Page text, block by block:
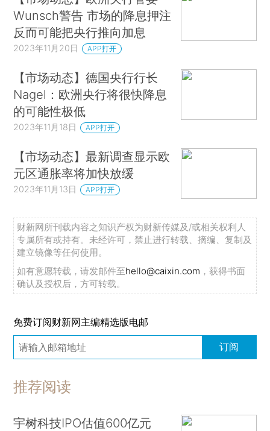
Wunsch警告 市场的降息押注
反而可能把央行推向加息
2023年11月20日 APP打开
【市场动态】德国央行行长
Nagel：欧洲央行将很快降息
的可能性极低
2023年11月18日 APP打开
【市场动态】最新调查显示欧
元区通胀率将加快放缓
2023年11月13日 APP打开
财新网所刊载内容之知识产权为财新传媒及/或相关权利人
专属所有或持有。未经许可，禁止进行转载、摘编、复制及
建立镜像等任何使用。
如有意愿转载，请发邮件至hello@caixin.com ，获得书面
确认及授权后，方可转载。
免费订阅财新网主编精选版电邮
订阅
推荐阅读
宇树科技IPO估值600亿元